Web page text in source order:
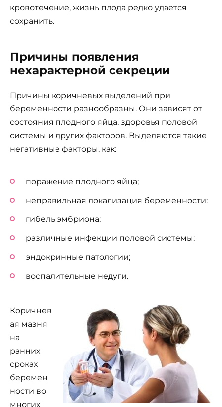
кровотечение, жизнь плода редко удается
сохранить.
Причины появления
нехарактерной секреции
Причины коричневых выделений при
беременности разнообразны. Они зависят от
состояния плодного яйца, здоровья половой
системы и других факторов. Выделяются такие
негативные факторы, как:
поражение плодного яйца;
неправильная локализация беременности;
гибель эмбриона;
различные инфекции половой системы;
эндокринные патологии;
воспалительные недуги.
Коричнев
ая мазня
на
ранних
сроках
беремен
ности во
многих